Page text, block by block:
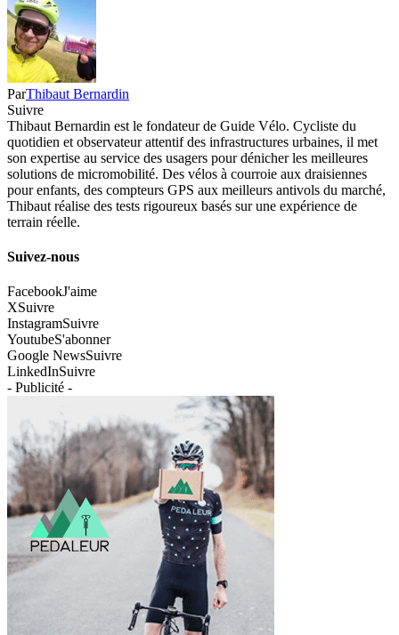
ParThibaut Bernardin
Suivre
Thibaut Bernardin est le fondateur de Guide Vélo. Cycliste du
quotidien et observateur attentif des infrastructures urbaines, il met
son expertise au service des usagers pour dénicher les meilleures
solutions de micromobilité. Des vélos à courroie aux draisiennes
pour enfants, des compteurs GPS aux meilleurs antivols du marché,
Thibaut réalise des tests rigoureux basés sur une expérience de
terrain réelle.
Suivez-nous
FacebookJ'aime
XSuivre
InstagramSuivre
YoutubeS'abonner
Google NewsSuivre
LinkedInSuivre
- Publicité -